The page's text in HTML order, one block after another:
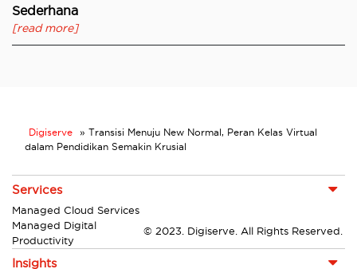
Sederhana
[read more]
Digiserve » Transisi Menuju New Normal, Peran Kelas Virtual
dalam Pendidikan Semakin Krusial
Services
Managed Cloud Services
Managed Digital
Productivity
Insights
© 2023. Digiserve. All Rights Reserved.